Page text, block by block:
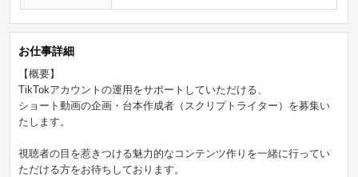
お仕事詳細
【概要】
TikTokアカウントの運用をサポートしていただける、
ショート動画の企画・台本作成者（スクリプトライター）を募集い
たします。
視聴者の目を惹きつける魅力的なコンテンツ作りを一緒に行ってい
ただける方をお待ちしております。